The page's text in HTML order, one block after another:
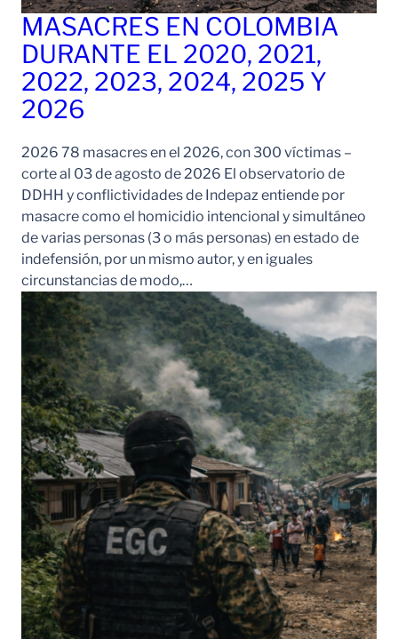
MASACRES EN COLOMBIA
DURANTE EL 2020, 2021,
2022, 2023, 2024, 2025 Y
2026
2026 78 masacres en el 2026, con 300 víctimas –
corte al 03 de agosto de 2026 El observatorio de
DDHH y conflictividades de Indepaz entiende por
masacre como el homicidio intencional y simultáneo
de varias personas (3 o más personas) en estado de
indefensión, por un mismo autor, y en iguales
circunstancias de modo,…